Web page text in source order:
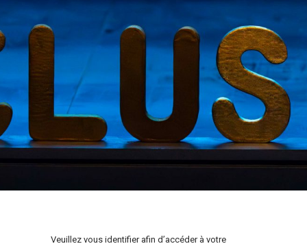
Se connecter
Veuillez vous identifier afin d’accéder à votre